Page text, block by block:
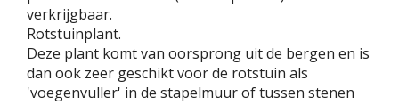
verkrijgbaar.
Rotstuinplant.
Deze plant komt van oorsprong uit de bergen en is
dan ook zeer geschikt voor de rotstuin als
'voegenvuller' in de stapelmuur of tussen stenen